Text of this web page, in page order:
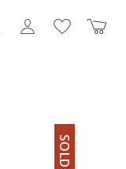
SOLD